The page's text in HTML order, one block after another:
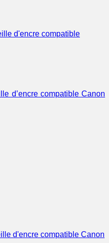
d’encre compatible Canon